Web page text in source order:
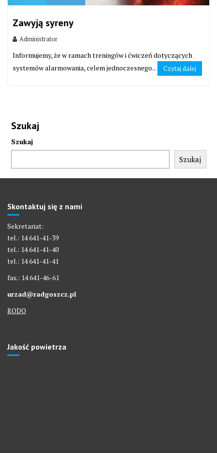
Zawyją syreny
Administrator
Informujemy, że w ramach treningów i ćwiczeń dotyczących
systemów alarmowania, celem jednoczesnego...
Czytaj dalej
Szukaj
Szukaj
Szukaj
Skontaktuj się z nami
Sekretariat:
tel.: 14 641-41-39
tel.: 14 641-41-40
tel.: 14 641-41-41
fax.: 14 641-46-61
urzad@radgoszcz.pl
RODO
Jakość powietrza